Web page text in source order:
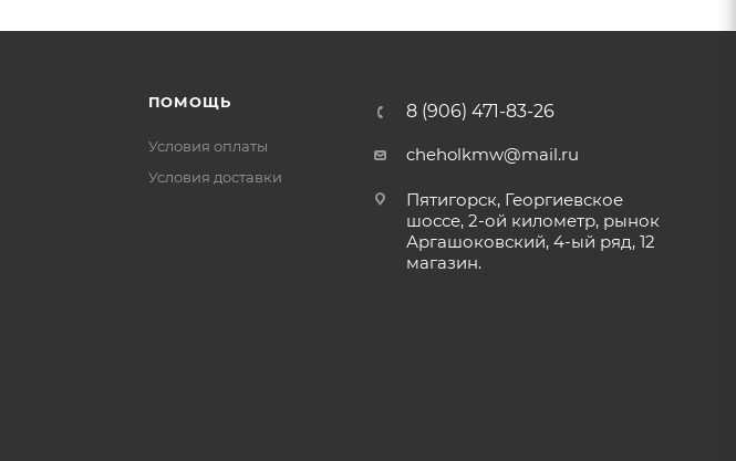
ПОМОЩЬ
Условия оплаты
Условия доставки
8 (906) 471-83-26
cheholkmw@mail.ru
Пятигорск, Георгиевское
шоссе, 2-ой километр, рынок
Аргашоковский, 4-ый ряд, 12
магазин.